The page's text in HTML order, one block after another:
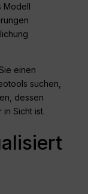
Modell
einen
suchen,
dessen
Sicht ist.